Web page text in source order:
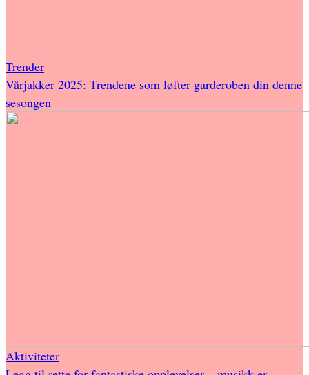
Trender
Vårjakker 2025: Trendene som løfter garderoben din denne
sesongen
Aktiviteter